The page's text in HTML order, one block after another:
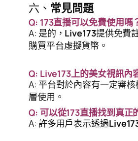
六、 常見問題
Q: 173直播可以免費使用嗎
A: 是的， Live173提供免費
購買平台虛擬貨幣。
Q: Live173上的美女視訊內
A: 平台對於內容有一定審
層使用。
Q: 可以從173直播找到真正
A: 許多用戶表示透過